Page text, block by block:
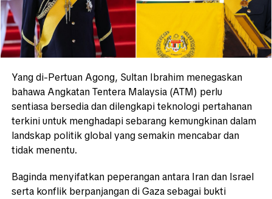
Yang di-Pertuan Agong, Sultan Ibrahim menegaskan
bahawa Angkatan Tentera Malaysia (ATM) perlu
sentiasa bersedia dan dilengkapi teknologi pertahanan
terkini untuk menghadapi sebarang kemungkinan dalam
landskap politik global yang semakin mencabar dan
tidak menentu.
Baginda menyifatkan peperangan antara Iran dan Israel
serta konflik berpanjangan di Gaza sebagai bukti